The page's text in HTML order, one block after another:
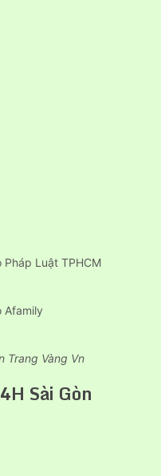
Pháp Luật TPHCM
Afamily
Trang Vàng Vn
Sài Gòn